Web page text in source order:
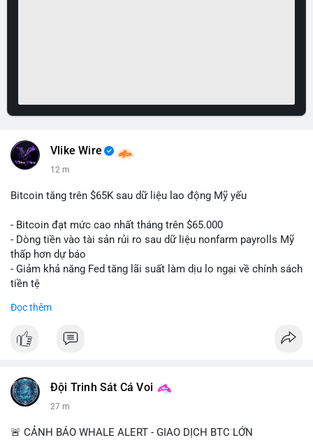
Vlike Wire
12 m
Bitcoin tăng trên $65K sau dữ liệu lao động Mỹ yếu
- Bitcoin đạt mức cao nhất tháng trên $65.000
- Dòng tiền vào tài sản rủi ro sau dữ liệu nonfarm payrolls Mỹ
thấp hơn dự báo
- Giảm khả năng Fed tăng lãi suất làm dịu lo ngại về chính sách
tiền tệ
📰 Nguồn: Cointelegraph
Đọc thêm
Đội Trinh Sát Cá Voi
27 m
🚨 CẢNH BÁO WHALE ALERT - GIAO DỊCH BTC LỚN